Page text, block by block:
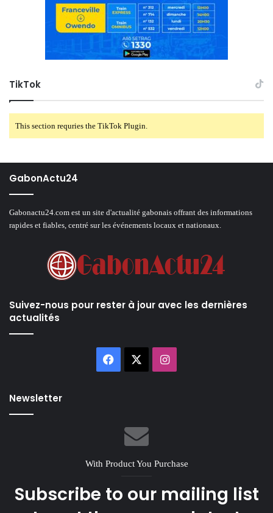
TikTok
This section requries the TikTok Plugin.
GabonActu24
Gabonactu24.com est un site d'actualité gabonais offrant des informations
rapides et fiables, centré sur les événements locaux et nationaux.
Suivez-nous pour rester à jour avec les dernières
actualités
Facebook Instagram
Newsletter
With Product You Purchase
Subscribe to our mailing list